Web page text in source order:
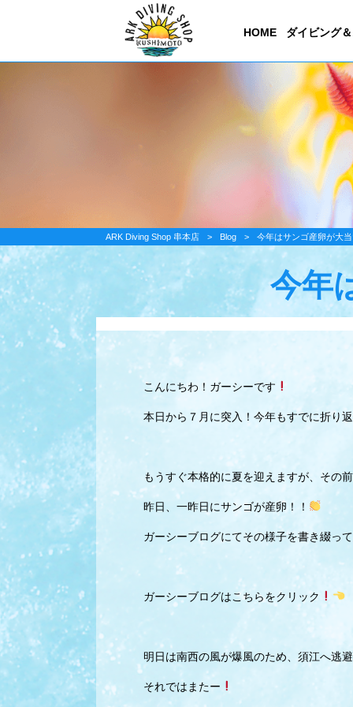
HOME ダイビング
ARK Diving Shop 串本店 > Blog > 今年はサンゴ産卵が大
今年
こんにちわ！ガーシーです
本日から７月に突入！今年もすでに折り
もうすぐ本格的に夏を迎えますが、その
昨日、一昨日にサンゴが産卵！！
ガーシーブログにてその様子を書き綴っ
ガーシーブログはこちらをクリック
明日は南西の風が爆風のため、須江へ逃
それではまたー